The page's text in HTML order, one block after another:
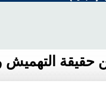
حقيقة